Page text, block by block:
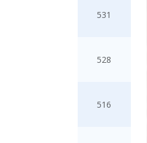
531
528
516